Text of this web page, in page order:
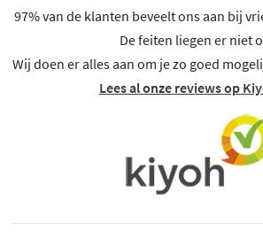
97% van de klanten beveelt ons aan bij
De feiten liegen er niet
Wij doen er alles aan om je zo goed
Lees al onze reviews op